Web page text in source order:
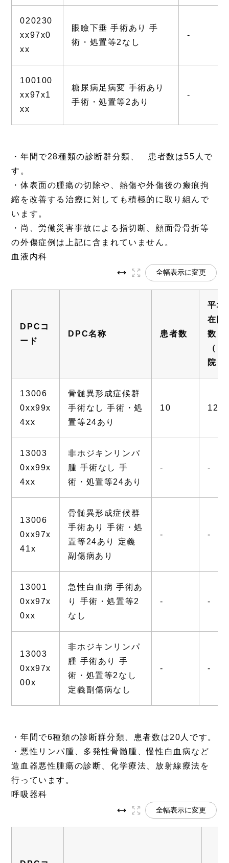
020230
xx97x0
xx
眼瞼下垂 手術あり 手
術・処置等2なし
-
100100
xx97x1
xx
糖尿病足病変 手術あり
手術・処置等2あり
-
・年間で28種類の診断群分類、 患者数は55人で
す。
・体表面の腫瘍の切除や、熱傷や外傷後の瘢痕拘
縮を改善する治療に対しても積極的に取り組んで
います。
・尚、労働災害事故による指切断、顔面骨骨折等
の外傷症例は上記に含まれていません。
血液内科
全幅表示に変更
DPCコ
ード
DPC名称 患者数
平均
在院
数
（自
院）
13006
0xx99x
4xx
骨髄異形成症候群
手術なし 手術・処
置等24あり
10
13003
0xx99x
4xx
非ホジキンリンパ
腫 手術なし 手
術・処置等24あり
- -
13006
0xx97x
41x
骨髄異形成症候群
手術あり 手術・処
置等24あり 定義
副傷病あり
- -
13001
0xx97x
0xx
急性白血病 手術あ
り 手術・処置等2
なし
- -
13003
0xx97x
00x
非ホジキンリンパ
腫 手術あり 手
術・処置等2なし
定義副傷病なし
- -
・年間で6種類の診断群分類、患者数は20人です。
・悪性リンパ腫、多発性骨髄腫、慢性白血病など
造血器悪性腫瘍の診断、化学療法、放射線療法を
行っています。
呼吸器科
全幅表示に変更